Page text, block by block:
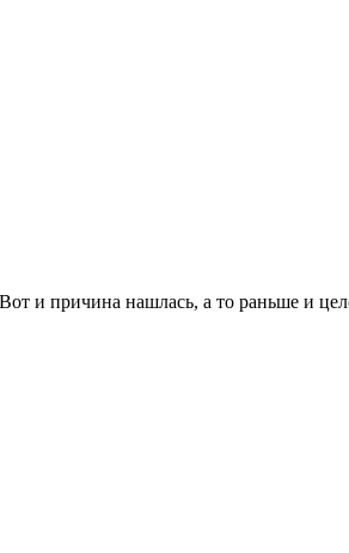
и причина нашлась, а то раньше и